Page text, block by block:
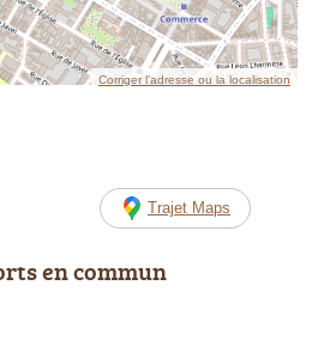
Corriger l’adresse ou la localisation
Trajet Maps
en commun